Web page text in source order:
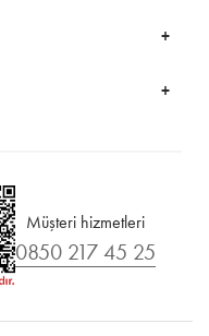
Müşteri hizmetleri
0850 217 45 25